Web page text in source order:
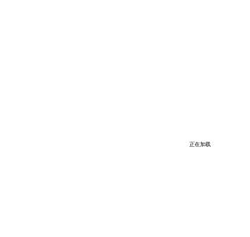
正在加载